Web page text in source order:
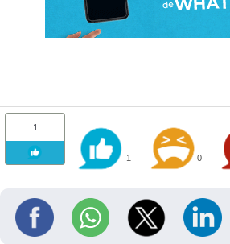
1
1 0